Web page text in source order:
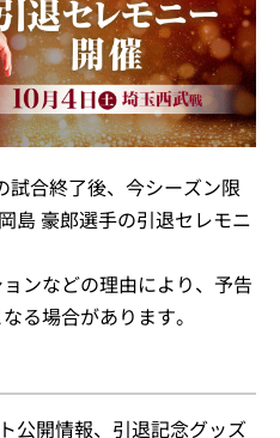
試合終了後、今シーズン限
島 豪郎選手の引退セレモニ
ンなどの理由により、予告
る場合があります。
公開情報、引退記念グッズ